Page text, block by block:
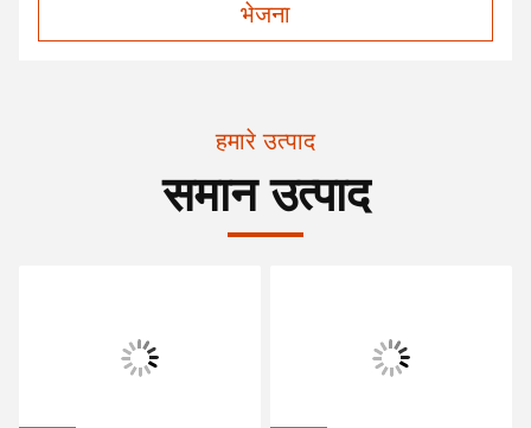
भेजना
हमारे उत्पाद
समान उत्पाद